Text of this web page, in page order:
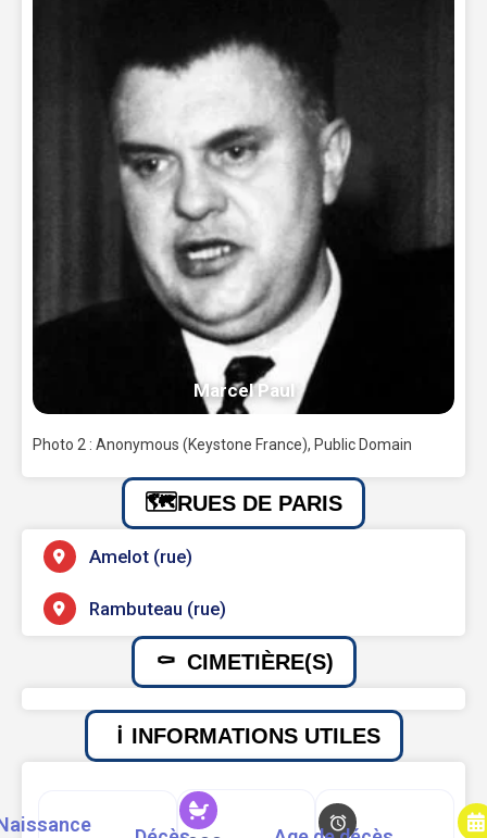
Marcel Paul
Photo 2 : Anonymous (Keystone France), Public Domain
RUES DE PARIS
Amelot (rue)
Rambuteau (rue)
CIMETIÈRE(S)
INFORMATIONS UTILES